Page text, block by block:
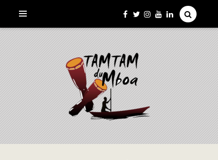
LE TAMTAM DU MBOA
La Culture du Mboa Dévoilée !